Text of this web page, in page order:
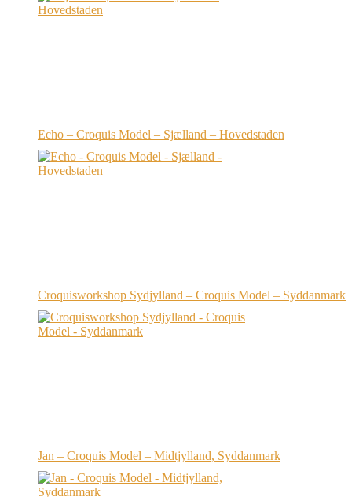
Echo – Croquis Model – Sjælland – Hovedstaden
Croquisworkshop Sydjylland – Croquis Model – Syddanmark
Jan – Croquis Model – Midtjylland, Syddanmark